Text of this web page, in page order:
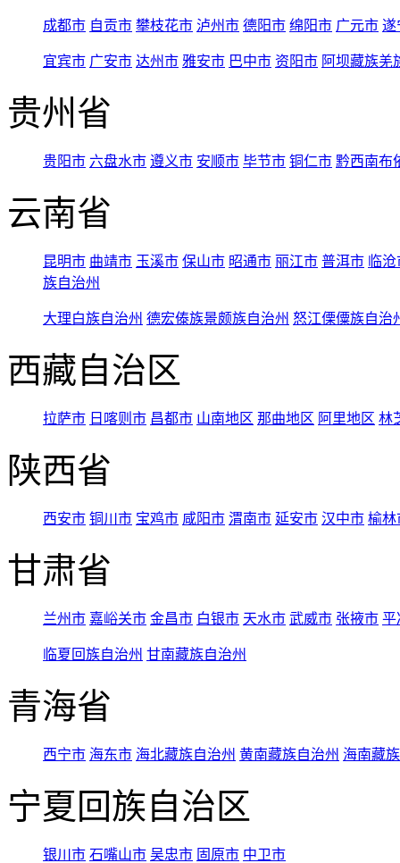
成都市 自贡市 攀枝花市 泸州市 德阳市 绵阳市 广元市 遂
宜宾市 广安市 达州市 雅安市 巴中市 资阳市 阿坝藏族羌
贵州省
贵阳市 六盘水市 遵义市 安顺市 毕节市 铜仁市 黔西南布
云南省
昆明市 曲靖市 玉溪市 保山市 昭通市 丽江市 普洱市 临
族自治州
大理白族自治州 德宏傣族景颇族自治州 怒江傈僳族自治
西藏自治区
拉萨市 日喀则市 昌都市 山南地区 那曲地区 阿里地区 林
陕西省
西安市 铜川市 宝鸡市 咸阳市 渭南市 延安市 汉中市 榆林
甘肃省
兰州市 嘉峪关市 金昌市 白银市 天水市 武威市 张掖市 平
临夏回族自治州 甘南藏族自治州
青海省
西宁市 海东市 海北藏族自治州 黄南藏族自治州 海南藏
宁夏回族自治区
银川市 石嘴山市 吴忠市 固原市 中卫市